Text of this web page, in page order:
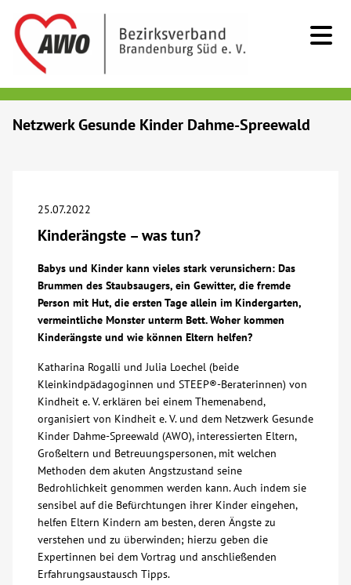
Beratung & Hilfe
Begegnung
Bildung
Über uns
Veranstaltungen
Spenden
Mitmachen
Karriere
Netzwerk Gesunde Kinder Dahme-Spreewald
25.07.2022
Kinderängste – was tun?
Babys und Kinder kann vieles stark verunsichern: Das
Brummen des Staubsaugers, ein Gewitter, die fremde
Person mit Hut, die ersten Tage allein im Kindergarten,
vermeintliche Monster unterm Bett. Woher kommen
Kinderängste und wie können Eltern helfen?
Katharina Rogalli und Julia Loechel (beide
Kleinkindpädagoginnen und STEEP®-Beraterinnen) von
Kindheit e. V. erklären bei einem Themenabend,
organisiert von Kindheit e. V. und dem Netzwerk Gesunde
Kinder Dahme-Spreewald (AWO), interessierten Eltern,
Großeltern und Betreuungspersonen, mit welchen
Methoden dem akuten Angstzustand seine
Bedrohlichkeit genommen werden kann. Auch indem sie
sensibel auf die Befürchtungen ihrer Kinder eingehen,
helfen Eltern Kindern am besten, deren Ängste zu
verstehen und zu überwinden; hierzu geben die
Expertinnen bei dem Vortrag und anschließenden
Erfahrungsaustausch Tipps.